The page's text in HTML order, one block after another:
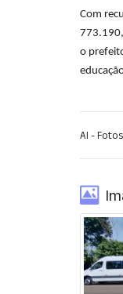
Com
o
AI -